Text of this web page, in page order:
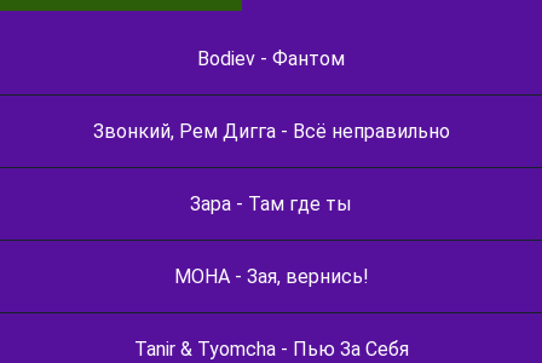
Bodiev - Фантом
Звонкий, Рем Дигга - Всё неправильно
Зара - Там где ты
МОНА - Зая, вернись!
Tanir & Tyomcha - Пью За Себя